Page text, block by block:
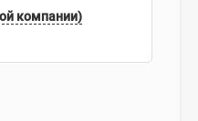
компании)